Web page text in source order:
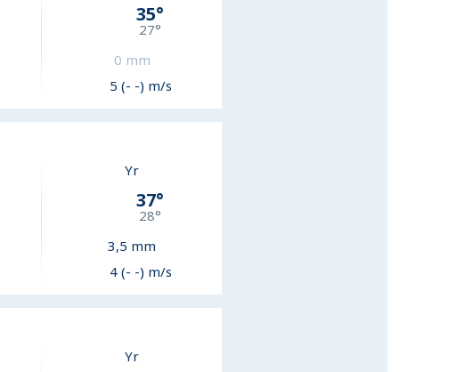
35°
27°
0 mm
5 (- -) m/s
Yr
37°
28°
3,5 mm
4 (- -) m/s
Yr